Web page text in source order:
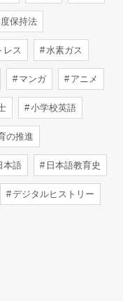
保持法
レス 水素ガス
マンガ アニメ
小学校英語
の推進
本語 日本語教育史
デジタルヒストリー